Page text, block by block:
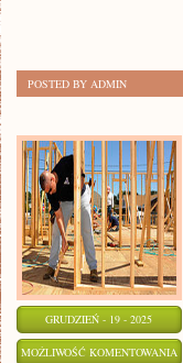
POSTED BY ADMIN
GRUDZIEŃ - 19 - 2025
MOŻLIWOŚĆ KOMENTOWANIA